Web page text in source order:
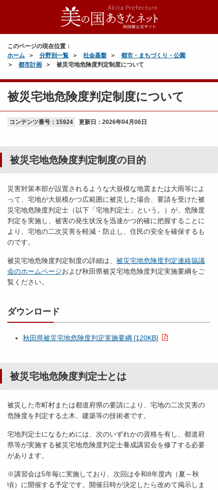
このページの現在位置：
ホーム
分野別一覧 社会基盤
都市・まちづくり・公園
都市計画
被災宅地危険度判定制度について
被災宅地危険度判定制度について
コンテンツ番号：15924 更新日： 2026年04月06日
被災宅地危険度判定制度の目的
災害対策本部が設置されるような大規模な地震または大雨等によ
って、宅地が大規模かつ広範囲に被災した場合、要請を受けた被
災宅地危険度判定士（以下「宅地判定士」という。）が、危険度
判定を実施し、被害の発生状況を迅速かつ的確に把握することに
より、宅地の二次災害を軽減・防止し、住民の安全を確保するも
のです。
被災宅地危険度判定制度の詳細は、 被災宅地危険度判定連絡協議
会のホームページおよび秋田県被災宅地危険度判定実施要綱をご
覧ください。
ダウンロード
秋田県被災宅地危険度判定実施要綱 [120KB]
被災宅地危険度判定士とは
被災した市町村または都道府県の要請により、宅地の二次災害の
危険度を判定する土木、建築等の技術者です。
宅地判定士になるためには、次のいずれかの資格を有し、都道府
県等が実施する被災宅地危険度判定士養成講習会を修了する必要
があります。
※講習会は5年毎に実施しており、次回は令和8年度内（夏～秋
頃）に開催する予定です。開催日時が決定したら改めて掲示しま